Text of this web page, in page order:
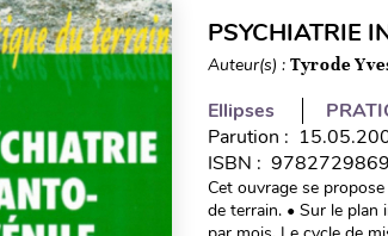
PSYCHIATRIE
Auteur(s) : Tyrode
Ellipses
Parution :
ISBN :
Cet ouvrage se
de terrain. • Sur le plan